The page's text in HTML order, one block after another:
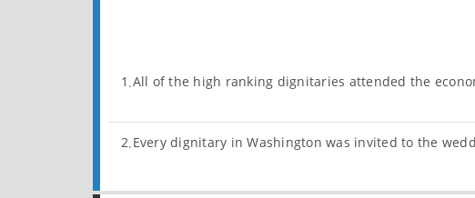
1.All of the high ranking dignitaries attended the
2.Every dignitary in Washington was invited to the